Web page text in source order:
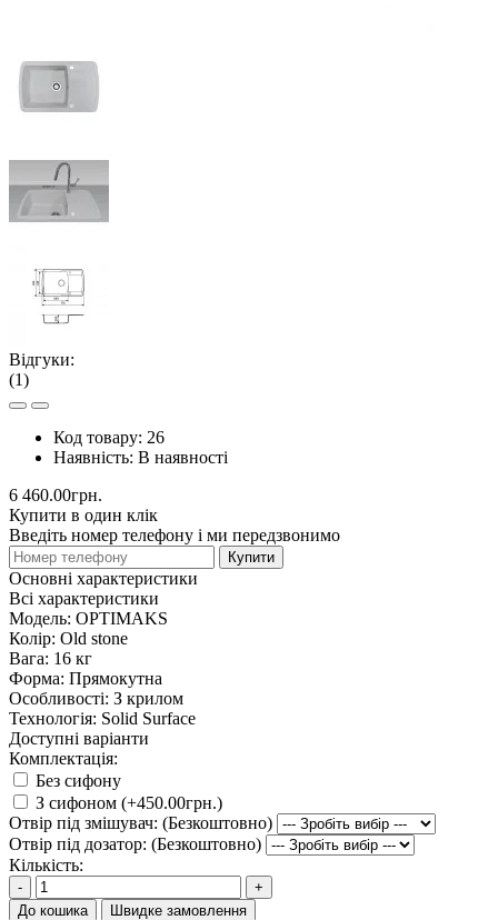
Відгуки:
(1)
Код товару: 26
Наявність: В наявності
6 460.00грн.
Купити в один клік
Введіть номер телефону і ми передзвонимо
Купити
Основні характеристики
Всі характеристики
Модель: OPTIMAKS
Колір: Old stone
Вага: 16 кг
Форма: Прямокутна
Особливості: З крилом
Технологія: Solid Surface
Доступні варіанти
Комплектація:
Без сифону
З сифоном (+450.00грн.)
Отвір під змішувач: (Безкоштовно)
Отвір під дозатор: (Безкоштовно)
Кількість:
-
+
До кошика
Швидке замовлення